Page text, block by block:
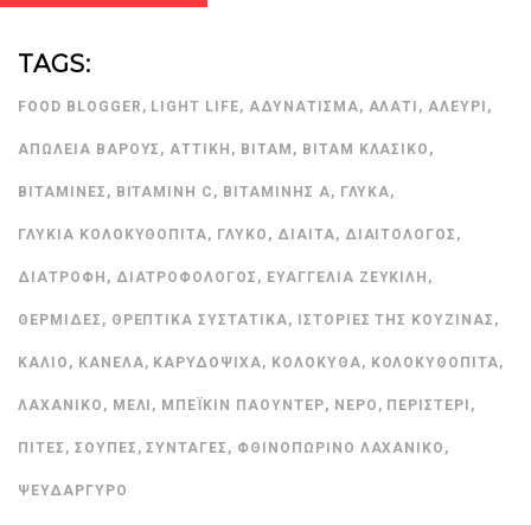
TAGS:
FOOD BLOGGER , LIGHT LIFE, ΑΔΥΝΆΤΙΣΜΑ, ΑΛΆΤΙ , ΑΛΕΎΡΙ ,
ΑΠΏΛΕΙΑ ΒΆΡΟΥΣ , ΑΤΤΙΚΉ , ΒΙΤΆΜ , ΒΙΤΆΜ ΚΛΑΣΙΚΌ ,
ΒΙΤΑΜΊΝΕΣ , ΒΙΤΑΜΊΝΗ C , ΒΙΤΑΜΊΝΗΣ Α, ΓΛΥΚΆ,
ΓΛΥΚΙΆ ΚΟΛΟΚΥΘΌΠΙΤΑ, ΓΛΥΚΌ , ΔΊΑΙΤΑ, ΔΙΑΙΤΟΛΌΓΟΣ ,
ΔΙΑΤΡΟΦΉ , ΔΙΑΤΡΟΦΟΛΌΓΟΣ , ΕΥΑΓΓΕΛΊΑ ΖΕΥΚΙΛΉ ,
ΘΕΡΜΊΔΕΣ , ΘΡΕΠΤΙΚΆ ΣΥΣΤΑΤΙΚΆ, ΙΣΤΟΡΊΕΣ ΤΗΣ ΚΟΥΖΊΝΑΣ ,
ΚΆΛΙΟ , ΚΑΝΈΛΑ, ΚΑΡΥΔΌΨΙΧΑ, ΚΟΛΟΚΎΘΑ, ΚΟΛΟΚΥΘΌΠΙΤΑ,
ΛΑΧΑΝΙΚΌ , ΜΈΛΙ , ΜΠΈΙΚΙΝ ΠΆΟΥΝΤΕΡ, ΝΕΡΌ , ΠΕΡΙΣΤΈΡΙ ,
ΠΊΤΕΣ , ΣΟΎΠΕΣ ,ΣΥΝΤΑΓΈΣ , ΦΘΙΝΟΠΩΡΙΝΌ ΛΑΧΑΝΙΚΌ ,
ΨΕΥΔΆΡΓΥΡΟ